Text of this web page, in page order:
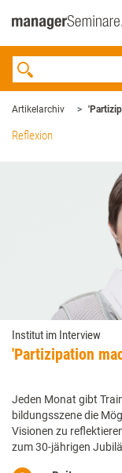
Artikelarchiv
Reflexion
Institut im Interview
'Partizipation
Jeden Monat gibt
bildungsszene die
Visionen zu
zum 30-jährigen